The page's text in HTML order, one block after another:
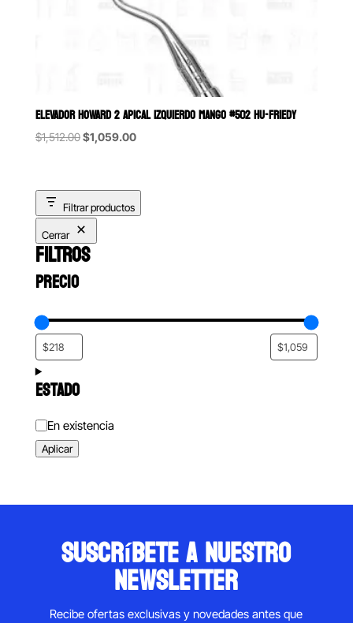
ELEVADOR HOWARD 2 APICAL IZQUIERDO MANGO #502 HU-FRIEDY
$1,512.00Original
$1,512.00.
$1,059.00Current
$1,059.00.
Filtrar productos
Cerrar
FILTROS
PRECIO
ESTADO
Estado
En existencia
Aplicar
suscríbete a nuestro
newsletter
Recibe ofertas exclusivas y novedades antes que